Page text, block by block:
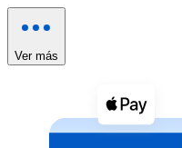
Ver todo
Compra
Ver más